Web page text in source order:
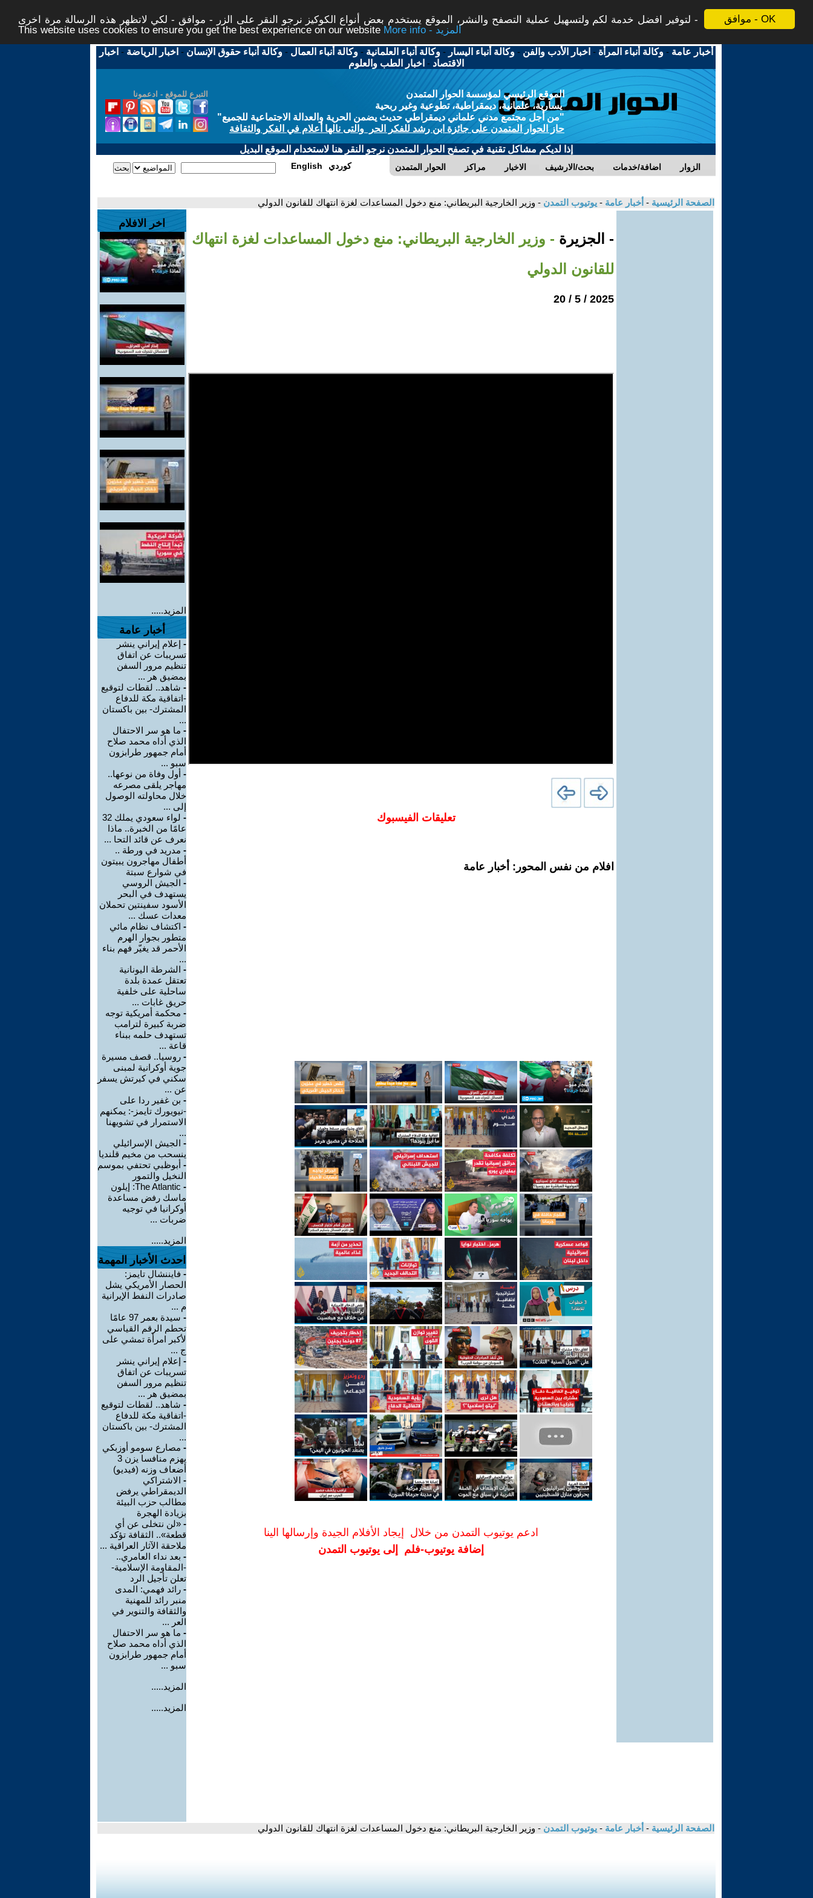
موافق - OK
لتوفير افضل خدمة لكم ولتسهيل عملية التصفح والنشر، الموقع يستخدم بعض أنواع الكوكيز نرجو النقر على الزر - موافق - لكي لاتظهر هذه الرسالة مرة اخرى -
This website uses cookies to ensure you get the best experience on our website
More info - المزيد
أخبار عامة -وكالة أنباء المرأة - اخبار الأدب والفن -وكالة أنباء اليسار -وكالة أنباء العلمانية -وكالة أنباء العمال -وكالة أنباء حقوق الإنسان - اخبار الرياضة - اخبار
الاقتصاد - اخبار الطب والعلوم
التبرع للموقع - ادعمونا
الموقع الرئيسي لمؤسسة الحوار المتمدن
يسارية، علمانية، ديمقراطية، تطوعية وغير ربحية
"من أجل مجتمع مدني علماني ديمقراطي حديث يضمن الحرية والعدالة الاجتماعية للجميع"
حاز الحوار المتمدن على جائزة ابن رشد للفكر الحر والتى نالها أعلام في الفكر والثقافة
إذا لديكم مشاكل تقنية في تصفح الحوار المتمدن نرجو النقر هنا لاستخدام الموقع البديل
الحوار المتمدن مراكز الاخبار بحث/الارشيف اضافة/خدمات الزوار English كوردي
الصفحة الرئيسية - أخبار عامة - يوتيوب التمدن - وزير الخارجية البريطاني: منع دخول المساعدات لغزة انتهاك للقانون الدولي
- الجزيرة - وزير الخارجية البريطاني: منع دخول المساعدات لغزة انتهاك
للقانون الدولي
2025 / 5 / 20
تعليقات الفيسبوك
افلام من نفس المحور: أخبار عامة
ادعم يوتيوب التمدن من خلال إيجاد الأفلام الجيدة وإرسالها الينا
إضافة يوتيوب-فلم إلى يوتيوب التمدن
اخر الافلام
المزيد.....
أخبار عامة
- إعلام إيراني ينشر
تسريبات عن اتفاق
تنظيم مرور السفن
بمضيق هر ...
- شاهد.. لقطات لتوقيع
-اتفاقية مكة للدفاع
المشترك- بين باكستان
...
- ما هو سر الاحتفال
الذي أداه محمد صلاح
أمام جمهور طرابزون
سبو ...
- أول وفاة من نوعها..
مهاجر يلقى مصرعه
خلال محاولته الوصول
إلى ...
-
لواء سعودي يملك 32
عامًا من الخبرة.. ماذا
نعرف عن قائد التحا ...
- مدريد في ورطة ..
أطفال مهاجرون يبيتون
في شوارع سبتة
- الجيش الروسي
يستهدف في البحر
الأسود سفينتين تحملان
معدات عسك ...
- اكتشاف نظام مائي
متطور بجوار الهرم
الأحمر قد يغيّر فهم بناء
...
- الشرطة اليونانية
تعتقل عمدة بلدة
ساحلية على خلفية
حريق غابات ...
- محكمة أمريكية توجه
ضربة كبيرة لترامب
تستهدف حلمه ببناء
قاعة ...
- روسيا.. قصف مسيرة
جوية أوكرانية لمبنى
سكني في كيرتش يسفر
عن ...
- بن غفير ردا على
-نيويورك تايمز-: يمكنهم
الاستمرار في تشويهنا
...
- الجيش الإسرائيلي
ينسحب من مخيم قلنديا
- أبوظبي تحتفي بموسم
النخيل والتمور
-
The Atlantic: إيلون
ماسك رفض مساعدة
أوكرانيا في توجيه
ضربات ...
المزيد.....
احدث الأخبار المهمة
- فايننشال تايمز:
الحصار الأمريكي يشل
صادرات النفط الإيرانية
م ...
-
سيدة بعمر 97 عامًا
تحطم الرقم القياسي
لأكبر امرأة تمشي على
ج ...
- إعلام إيراني ينشر
تسريبات عن اتفاق
تنظيم مرور السفن
بمضيق هر ...
- شاهد.. لقطات لتوقيع
-اتفاقية مكة للدفاع
المشترك- بين باكستان
...
- مصارع سومو أوزبكي
يهزم منافسا يزن 3
أضعاف وزنه (فيديو)
- الاشتراكي
الديمقراطي يرفض
مطالب حزب البيئة
بزيادة الهجرة
- «لن نتخلى عن أي
قطعة».. الثقافة تؤكد
ملاحقة الآثار العراقية ...
- بعد نداء العامري..
-المقاومة الإسلامية-
تعلن تأجيل الرد
- رائد فهمي: المدى
منبر رائد للمهنية
والثقافة والتنوير في
العر ...
- ما هو سر الاحتفال
الذي أداه محمد صلاح
أمام جمهور طرابزون
سبو ...
المزيد.....
المزيد.....
الصفحة الرئيسية - أخبار عامة - يوتيوب التمدن - وزير الخارجية البريطاني: منع دخول المساعدات لغزة انتهاك للقانون الدولي